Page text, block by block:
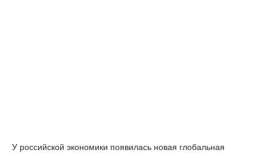
У российской экономики появилась новая глобальная